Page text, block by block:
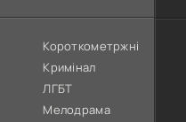
Короткометржні
Кримінал
ЛГБТ
Мелодрама